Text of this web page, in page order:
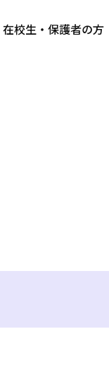
在校生・保護者の方